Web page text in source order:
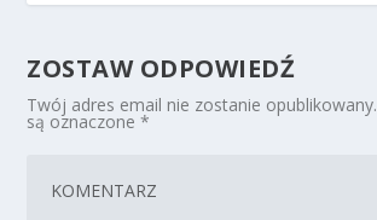
ZOSTAW ODPOWIEDŹ
Twój adres email nie zostanie opublikowany.
są oznaczone*